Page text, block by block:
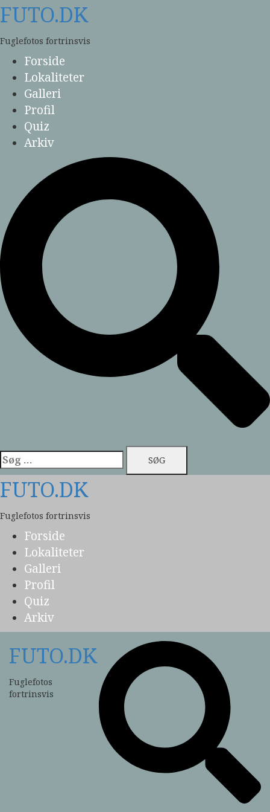
Skip
to
content
FUTO.DK
Fuglefotos fortrinsvis
Forside
Lokaliteter
Galleri
Profil
Quiz
Arkiv
Søg
efter:
FUTO.DK
Fuglefotos fortrinsvis
Forside
Lokaliteter
Galleri
Profil
Quiz
Arkiv
FUTO.DK
Fuglefotos
fortrinsvis